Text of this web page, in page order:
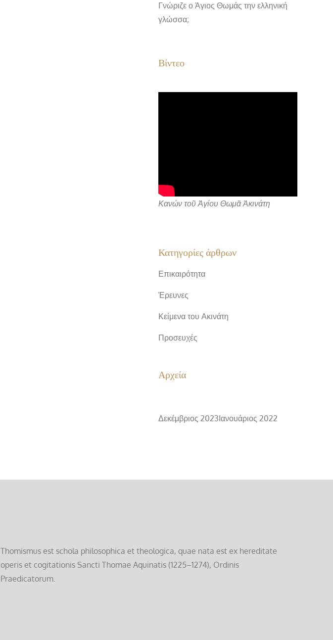
Γνώριζε ο Άγιος Θωμάς την ελληνική
γλώσσα;
Βίντεο
Κανών τοῦ Ἀγίου Θωμᾶ Ἀκινάτη
Κατηγορίες άρθρων
Επικαιρότητα
Έρευνες
Κείμενα του Ακινάτη
Προσευχές
Αρχεία
Δεκέμβριος 2023Ιανουάριος 2022
Thomismus est schola philosophica et theologica, quae nata est ex hereditate
operis et cogitationis Sancti Thomae Aquinatis (1225–1274), Ordinis
Praedicatorum.